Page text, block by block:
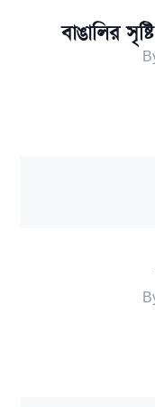
বাঙালির